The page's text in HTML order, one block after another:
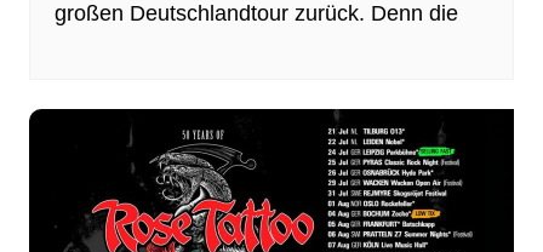
großen Deutschlandtour zurück. Denn die